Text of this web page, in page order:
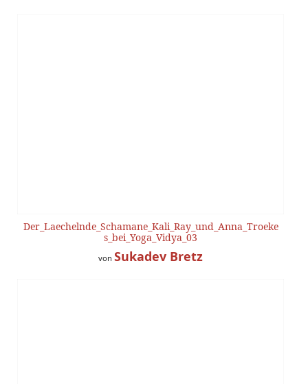
Der_Laechelnde_Schamane_Kali_Ray_und_Anna_Troeke
s_bei_Yoga_Vidya_03
von Sukadev Bretz